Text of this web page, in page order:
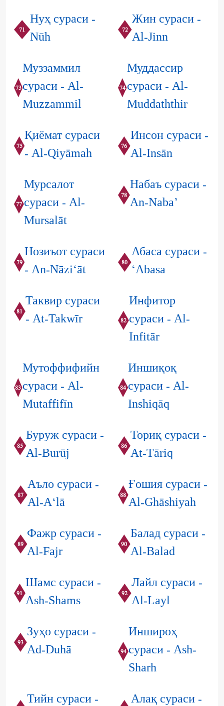
71 Нуҳ сураси -
Nūh
72 Жин сураси -
Al-Jinn
73
Муззаммил
сураси - Al-
Muzzammil
74
Муддассир
сураси - Al-
Muddaththir
75 Қиёмат сураси
- Al-Qiyāmah
76 Инсон сураси -
Al-Insān
77
Мурсалот
сураси - Al-
Mursalāt
78 Набаъ сураси -
An-Naba’
79 Нозиъот сураси
- An-Nāzi‘āt
80 Абаса сураси -
‘Abasa
81 Таквир сураси
- At-Takwīr
82
Инфитор
сураси - Al-
Infitār
83
Мутоффифийн
сураси - Al-
Mutaffifīn
84
Иншиқоқ
сураси - Al-
Inshiqāq
85 Буруж сураси -
Al-Burūj
86 Ториқ сураси -
At-Tāriq
87 Аъло сураси -
Al-A‘lā
88 Ғошия сураси -
Al-Ghāshiyah
89 Фажр сураси -
Al-Fajr
90 Балад сураси -
Al-Balad
91 Шамс сураси -
Ash-Shams
92 Лайл сураси -
Al-Layl
93 Зуҳо сураси -
Ad-Duhā
94
Иншироҳ
сураси - Ash-
Sharh
Тийн сураси -
Алақ сураси -